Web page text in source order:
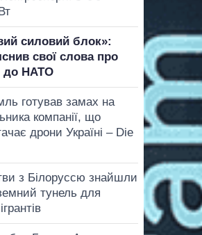
силовий блок»:
свої слова про
до НАТО
готував замах на
компанії, що
дрони Україні – Die
з Білоруссю знайшли
тунель для